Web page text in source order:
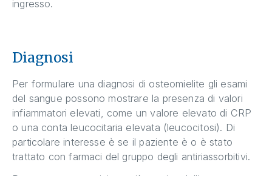
ingresso.
Diagnosi
Per formulare una diagnosi di osteomielite gli esami
del sangue possono mostrare la presenza di valori
infiammatori elevati, come un valore elevato di CRP
o una conta leucocitaria elevata (leucocitosi). Di
particolare interesse è se il paziente è o è stato
trattato con farmaci del gruppo degli antiriassorbitivi.